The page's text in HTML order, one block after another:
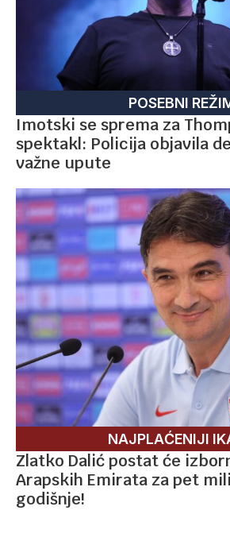
POSEBNI
Imotski se sprema za
spektakl: Policija objavila
važne upute
NAJPLAĆENIJI
Zlatko Dalić postat će
Arapskih Emirata za pet
godišnje!